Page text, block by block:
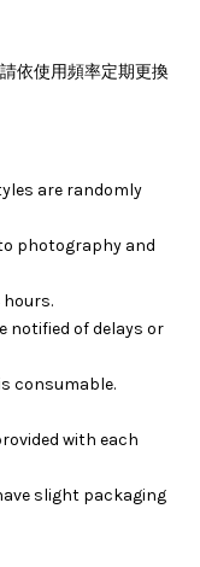
依使用頻率定期更換
are randomly
photography and
hours.
notified of delays or
consumable.
with each
slight packaging